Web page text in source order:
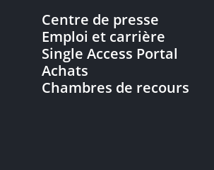
Centre de presse
Emploi et carrière
Single Access Portal
Achats
Chambres de recours